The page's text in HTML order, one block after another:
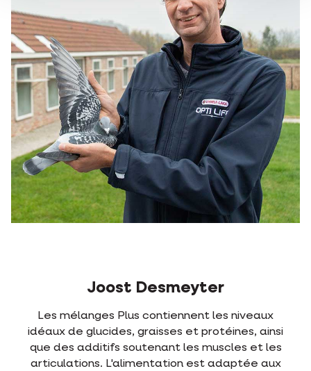
ainsi
Jelle De Bock
Les mélanges Plus sont les aliments pour
pigeons les plus riches du marché grâce au
Plus. Les pigeons sont en bonne santé et
peuvent mieux performer sans avoir besoin